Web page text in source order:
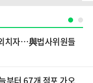
치자…與법사위원들
부터 67개 점포 가오